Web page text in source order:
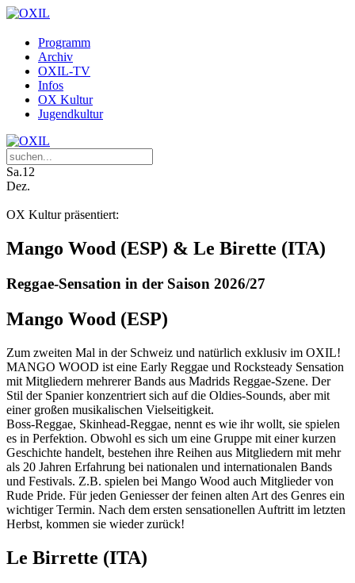
Programm
Archiv
OXIL-TV
Infos
OX Kultur
Jugendkultur
Sa.12
Dez.
OX Kultur präsentiert:
Mango Wood (ESP) & Le Birette (ITA)
Reggae-Sensation in der Saison 2026/27
Mango Wood (ESP)
Zum zweiten Mal in der Schweiz und natürlich exklusiv im OXIL!
MANGO WOOD ist eine Early Reggae und Rocksteady Sensation
mit Mitgliedern mehrerer Bands aus Madrids Reggae-Szene. Der
Stil der Spanier konzentriert sich auf die Oldies-Sounds, aber mit
einer großen musikalischen Vielseitigkeit.
Boss-Reggae, Skinhead-Reggae, nennt es wie ihr wollt, sie spielen
es in Perfektion. Obwohl es sich um eine Gruppe mit einer kurzen
Geschichte handelt, bestehen ihre Reihen aus Mitgliedern mit mehr
als 20 Jahren Erfahrung bei nationalen und internationalen Bands
und Festivals. Z.B. spielen bei Mango Wood auch Mitglieder von
Rude Pride. Für jeden Geniesser der feinen alten Art des Genres ein
wichtiger Termin. Nach dem ersten sensationellen Auftritt im letzten
Herbst, kommen sie wieder zurück!
Le Birrette (ITA)